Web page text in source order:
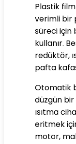
Plastik
verimli bir
süreci için
kullanır.
redüktör,
pafta
Otomatik
düzgün
ısıtma
eritmek
motor,